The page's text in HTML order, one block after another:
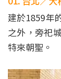
建於1859年
之外，旁祀
特來朝聖。